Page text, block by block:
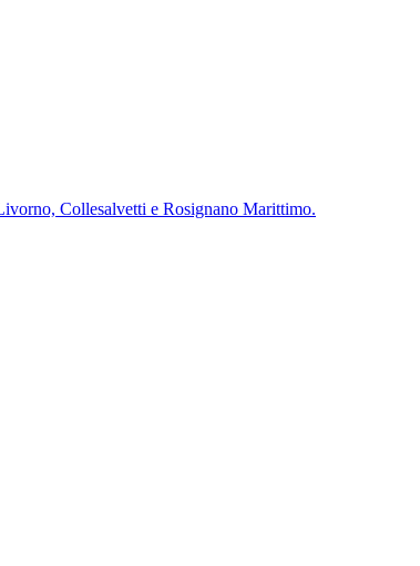
Collesalvetti e Rosignano Marittimo.